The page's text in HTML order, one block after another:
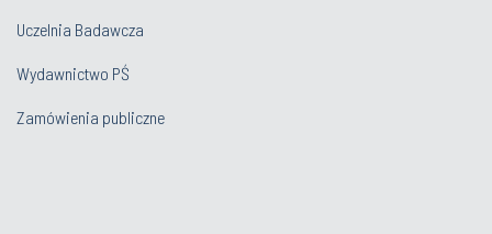
Uczelnia Badawcza
Wydawnictwo PŚ
Zamówienia publiczne